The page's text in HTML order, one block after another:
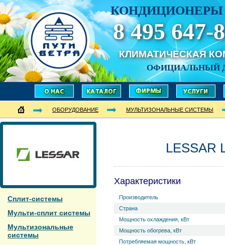
КОНДИЦИОНЕРЫ
8 495 647-
КЛИМАТИЧЕСКАЯ
ОФИЦИАЛЬНЫЙ
ОБОРУДОВАНИЕ МУЛЬТИЗОНАЛЬНЫЕ СИСТЕМЫ
Сплит-системы
Мульти-сплит системы
Мультизональные
системы
LESSAR
Характеристики
Производитель
Страна
Мощность охлаждения, кВт
Мощность обогрева, кВт
Потребляемая мощность, кВт